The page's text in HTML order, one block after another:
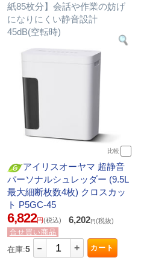
紙85枚分】会話や作業の妨げ
になりにくい静音設計
45dB(空転時)
比較
アイリスオーヤマ 超静音
パーソナルシュレッダー (9.5L
最大細断枚数4枚) クロスカッ
ト P5GC-45
6,822円(税込) 6,202円(税抜)
合せ買い商品
在庫:5 - + カート